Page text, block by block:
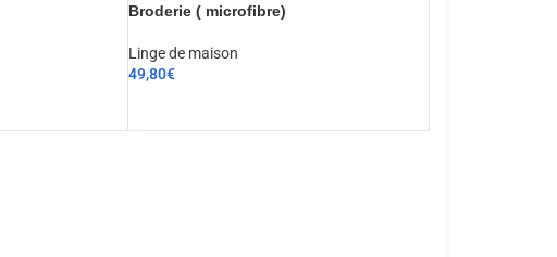
Broderie ( microfibre)
Linge de maison
49,80€